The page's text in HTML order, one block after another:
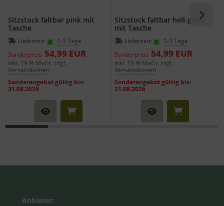
Sitzstock faltbar pink mit
Tasche
Lieferzeit:
1-3 Tage
Sonderpreis 54,99 EUR
inkl. 19 % MwSt. zzgl.
Versandkosten
Sonderangebot gültig bis:
31.08.2026
Sitzstock faltbar hell-grün
mit Tasche
Lieferzeit:
1-3 Tage
Sonderpreis 54,99 EUR
inkl. 19 % MwSt. zzgl.
Versandkosten
Sonderangebot gültig bis:
31.08.2026
Anbieter: